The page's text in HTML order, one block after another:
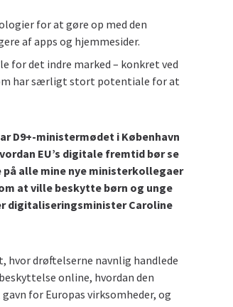
for at gøre op med den
af apps og hjemmesider.
for det indre marked – konkret ved
har særligt stort potentiale for at
D9+-ministermødet i København
EU’s digitale fremtid bør se
alle mine nye ministerkollegaer
at ville beskytte børn og unge
digitaliseringsminister Caroline
hvor drøftelserne navnlig handlede
online, hvordan den
for Europas virksomheder, og